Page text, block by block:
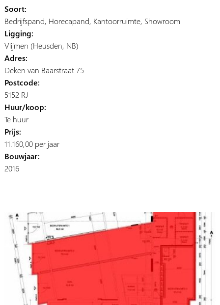
Soort:
Bedrijfspand, Horecapand, Kantoorruimte, Showroom
Ligging:
Vlijmen (Heusden, NB)
Adres:
Deken van Baarstraat 75
Postcode:
5152 RJ
Huur/koop:
Te huur
Prijs:
11.160,00 per jaar
Bouwjaar:
2016